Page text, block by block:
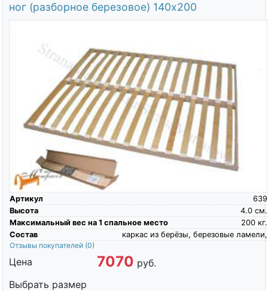
ног (разборное березовое) 140х200
Артикул
639
Высота
см.
4.0
Максимальный вес на 1 спальное место
кг.
200
Состав
каркас из берёзы, березовые ламели,
Отзывы покупателей (0)
Цена 7070 руб.
Выбрать размер